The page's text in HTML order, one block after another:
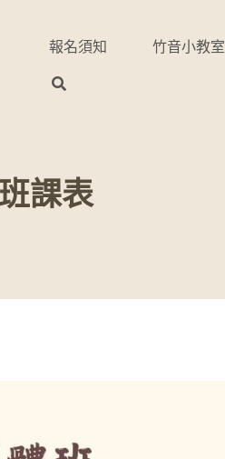
報名須知 竹音小教室
課表